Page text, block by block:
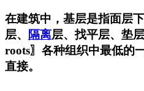
在建筑中，基层是指面层
层、
隔离层、找平层、垫
roots〗各种组织中最低的
直接。